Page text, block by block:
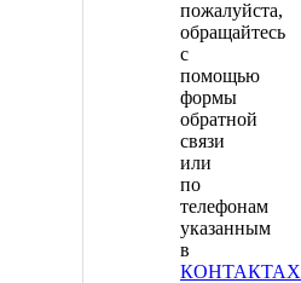
пожалуйста,
обращайтесь
с
помощью
формы
обратной
связи
или
по
телефонам
указанным
в
КОНТАКТАХ